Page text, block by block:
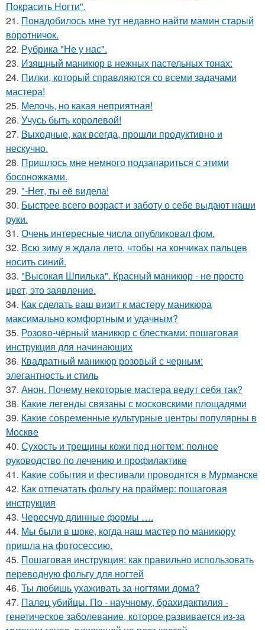
Покрасить Ногти".
21. Понадобилось мне тут недавно найти мамин старый
воротничок.
22. Рубрика "Не у нас".
23. Изящный маникюр в нежных пастельных тонах:
24. Пилки, который справляются со всеми задачами
мастера!
25. Мелочь, но какая неприятная!
26. Учусь быть королевой!
27. Выходные, как всегда, прошли продуктивно и
нескучно.
28. Пришлось мне немного подзапариться с этими
босоножками.
29. "-Нет, ты её видела!
30. Быстрее всего возраст и заботу о себе выдают наши
руки.
31. Очень интересные числа опубликовал фом.
32. Всю зиму я ждала лето, чтобы на кончиках пальцев
носить синий.
33. "Высокая Шпилька". Красный маникюр - не просто
цвет, это заявление.
34. Как сделать ваш визит к мастеру маникюра
максимально комфортным и удачным?
35. Розово-чёрный маникюр с блестками: пошаговая
инструкция для начинающих
36. Квадратный маникюр розовый с черным:
элегантность и стиль
37. Анон. Почему некоторые мастера ведут себя так?
38. Какие легенды связаны с московскими площадями
39. Какие современные культурные центры популярны в
Москве
40. Сухость и трещины кожи под ногтем: полное
руководство по лечению и профилактике
41. Какие события и фестивали проводятся в Мурманске
42. Как отпечатать фольгу на праймер: пошаговая
инструкция
43. Чересчур длинные формы ….
44. Мы были в шоке, когда наш мастер по маникюру
пришла на фотосессию.
45. Пошаговая инструкция: как правильно использовать
переводную фольгу для ногтей
46. Ты любишь ухаживать за ногтями дома?
47. Палец убийцы. По - научному, брахидактилия -
генетическое заболевание, которое развивается из-за